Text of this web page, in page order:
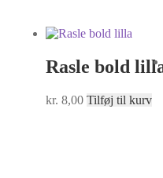
Rasle bold
kr. 8,00 Tilføj til kurv